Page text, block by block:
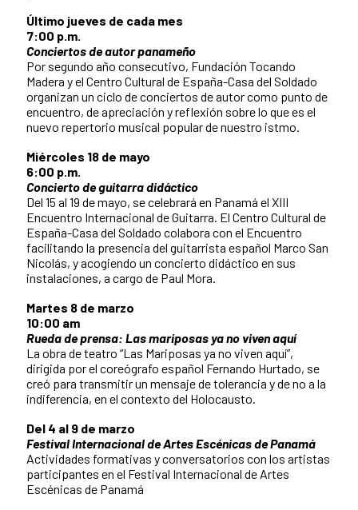
Último jueves de cada mes
7:00 p.m.
Conciertos de autor panameño
Por segundo año consecutivo, Fundación Tocando
Madera y el Centro Cultural de España-Casa del Soldado
organizan un ciclo de conciertos de autor como punto de
encuentro, de apreciación y reflexión sobre lo que es el
nuevo repertorio musical popular de nuestro istmo.
Miércoles 18 de mayo
6:00 p.m.
Concierto de guitarra didáctico
Del 15 al 19 de mayo, se celebrará en Panamá el XIII
Encuentro Internacional de Guitarra. El Centro Cultural de
España-Casa del Soldado colabora con el Encuentro
facilitando la presencia del guitarrista español Marco San
Nicolás, y acogiendo un concierto didáctico en sus
instalaciones, a cargo de Paul Mora.
Martes 8 de marzo
10:00 am
Rueda de prensa: Las mariposas ya no viven aquí
La obra de teatro “Las Mariposas ya no viven aquí”,
dirigida por el coreógrafo español Fernando Hurtado, se
creó para transmitir un mensaje de tolerancia y de no a la
indiferencia, en el contexto del Holocausto.
Del 4 al 9 de marzo
Festival Internacional de Artes Escénicas de Panamá
Actividades formativas y conversatorios con los artistas
participantes en el Festival Internacional de Artes
Escénicas de Panamá